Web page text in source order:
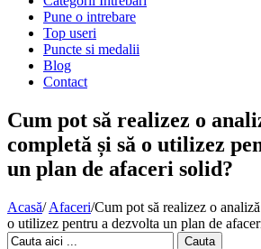
Pune o intrebare
Top useri
Puncte si medalii
Blog
Contact
Cum pot să realizez o
completă și să o utilizez
un plan de afaceri solid?
Acasă/ Afaceri/Cum pot să realizez o
o utilizez pentru a dezvolta un plan de
Cauta